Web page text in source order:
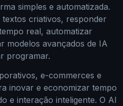
simples e automatizada.
criativos, responder
real, automatizar
modelos avançados de IA
programar.
e-commerces e
inovar e economizar tempo
e interação inteligente. O AI